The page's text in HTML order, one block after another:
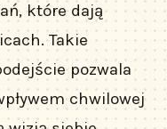
które dają
Takie
pozwala
chwilowej